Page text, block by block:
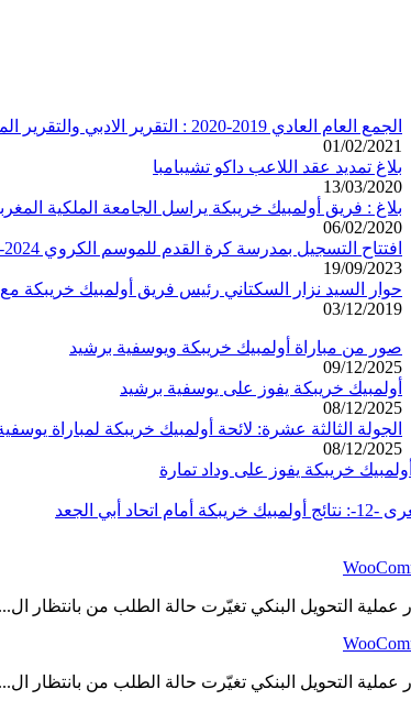
الجمع العام العادي 2019-2020 : التقرير الادبي والتقرير المالي
01/02/2021
بلاغ تمديد عقد اللاعب داكو تشيبامبا
13/03/2020
بلاغ : فريق أولمبيك خريبكة يراسل الجامعة الملكية
06/02/2020
افتتاح التسجيل بمدرسة كرة القدم للموسم الكروي 2024-2023
19/09/2023
حوار السيد نزار السكتاني رئيس فريق أولمبيك خريبكة
03/12/2019
صور من مباراة أولمبيك خريبكة ويوسفية برشيد
09/12/2025
أولمبيك خريبكة يفوز على يوسفية برشيد
08/12/2025
الجولة الثالثة عشرة: لائحة أولمبيك خريبكة لمباراة
08/12/2025
أبي الجعد
عملية التحويل البنكي تغيّرت حالة الطلب من بانتظار ال...
عملية التحويل البنكي تغيّرت حالة الطلب من بانتظار ال...